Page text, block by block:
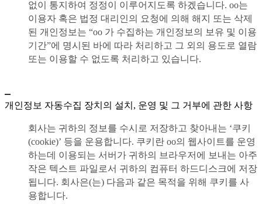
없이 통지하여 정정이 이루어지도록 하겠습니다. oo는
이용자 혹은 법정 대리인의 요청에 의해 해지 또는 삭제
된 개인정보는 “oo 가 수집하는 개인정보의 보유 및 이용
기간”에 명시된 바에 따라 처리하고 그 외의 용도로 열람
또는 이용할 수 없도록 처리하고 있습니다.
개인정보 자동수집 장치의 설치, 운영 및 그 거부에 관한 사항
회사는 귀하의 정보를 수시로 저장하고 찾아내는 ‘쿠키
(cookie)’ 등을 운용합니다. 쿠키란 oo의 웹사이트를 운영
하는데 이용되는 서버가 귀하의 브라우저에 보내는 아주
작은 텍스트 파일로서 귀하의 컴퓨터 하드디스크에 저장
됩니다. 회사은(는) 다음과 같은 목적을 위해 쿠키를 사
용합니다.